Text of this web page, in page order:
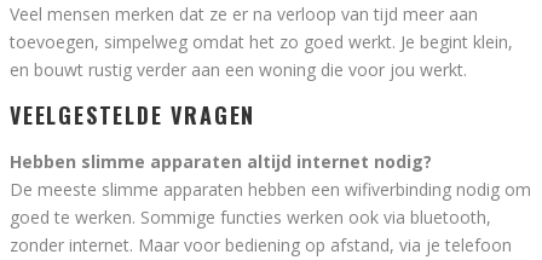
Veel mensen merken dat ze er na verloop van tijd meer aan
toevoegen, simpelweg omdat het zo goed werkt. Je begint klein,
en bouwt rustig verder aan een woning die voor jou werkt.
VEELGESTELDE VRAGEN
Hebben slimme apparaten altijd internet nodig?
De meeste slimme apparaten hebben een wifiverbinding nodig om
goed te werken. Sommige functies werken ook via bluetooth,
zonder internet. Maar voor bediening op afstand, via je telefoon